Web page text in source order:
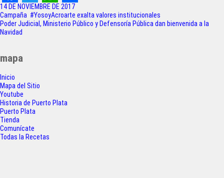
F
a
e
b
o
o
k
T
w
t
e
r
W
h
p
S
h
14 DE NOVIEMBRE DE 2017
Navegación
de
Campaña #YosoyAcroarte exalta valores institucionales
Poder Judicial, Ministerio Público y Defensoría Pública dan bienvenida a la
Navidad
mapa
Inicio
Mapa del Sitio
Youtube
Historia de Puerto Plata
Puerto Plata
Tienda
Comunícate
Todas la Recetas